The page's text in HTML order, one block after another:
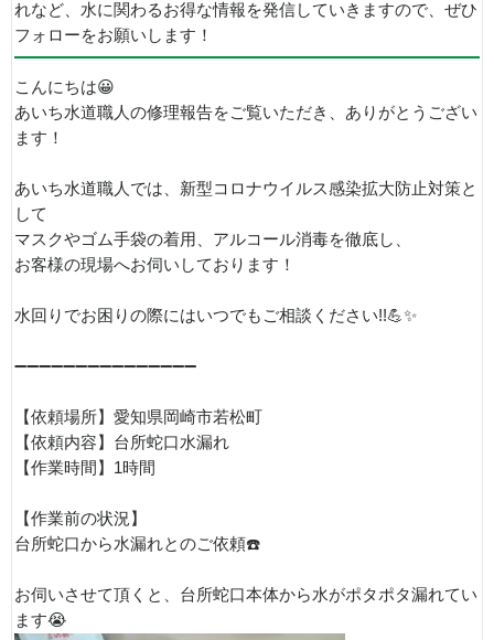
れなど、水に関わるお得な情報を発信していきますので、ぜひ
フォローをお願いします！
こんにちは😀
あいち水道職人の修理報告をご覧いただき、ありがとうござい
ます！
あいち水道職人では、新型コロナウイルス感染拡大防止対策と
して
マスクやゴム手袋の着用、アルコール消毒を徹底し、
お客様の現場へお伺いしております！
水回りでお困りの際にはいつでもご相談ください!!💪✨
➖➖➖➖➖➖➖➖➖➖➖➖➖➖➖
【依頼場所】愛知県岡崎市若松町
【依頼内容】台所蛇口水漏れ
【作業時間】1時間
【作業前の状況】
台所蛇口から水漏れとのご依頼☎️
お伺いさせて頂くと、台所蛇口本体から水がポタポタ漏れてい
ます😭